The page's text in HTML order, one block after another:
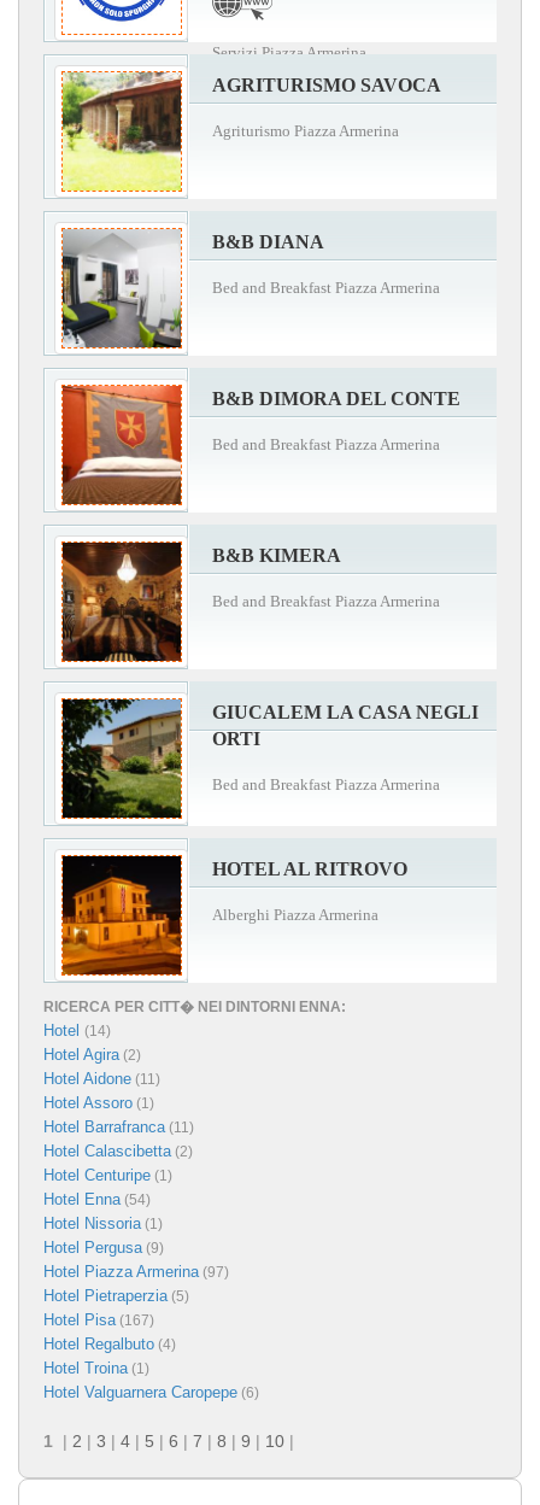
Servizi Piazza Armerina
AGRITURISMO SAVOCA
Agriturismo Piazza Armerina
B&B DIANA
Bed and Breakfast Piazza Armerina
B&B DIMORA DEL CONTE
Bed and Breakfast Piazza Armerina
B&B KIMERA
Bed and Breakfast Piazza Armerina
GIUCALEM LA CASA NEGLI
ORTI
Bed and Breakfast Piazza Armerina
HOTEL AL RITROVO
Alberghi Piazza Armerina
RICERCA PER CITT� NEI DINTORNI ENNA:
Hotel (14)
Hotel Agira(2)
Hotel Aidone (11)
Hotel Assoro (1)
Hotel Barrafranca(11)
Hotel Calascibetta(2)
Hotel Centuripe (1)
Hotel Enna(54)
Hotel Nissoria(1)
Hotel Pergusa(9)
Hotel Piazza Armerina(97)
Hotel Pietraperzia(5)
Hotel Pisa(167)
Hotel Regalbuto (4)
Hotel Troina(1)
Hotel Valguarnera Caropepe (6)
1 | 2 | 3 | 4 | 5 | 6 | 7 | 8 | 9 | 10 |